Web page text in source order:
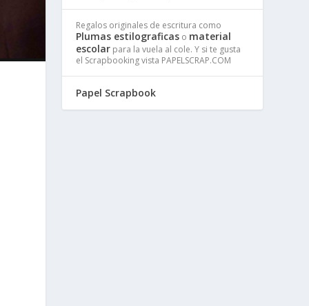
Regalos originales de escritura como
Plumas estilograficas o material
escolar para la vuela al cole. Y si te gusta
el Scrapbooking vista PAPELSCRAP.COM
Papel Scrapbook